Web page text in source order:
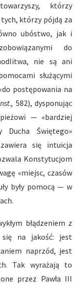
którzy
którzy pójdą za
ubóstwo, jak i
do
nie są ani
służącymi
postępowania na
., 582), dysponując
— «bardziej
Ducha Świętego»
się intuicja
Konstytucjom
«miejsc, czasów
były pomocą — w
błądzeniem z
się na jakość: jest
naprzód, jest
Tak wyrażają to
przez Pawła III